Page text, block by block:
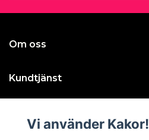
Om oss
Kundtjänst
Vi använder Kakor!